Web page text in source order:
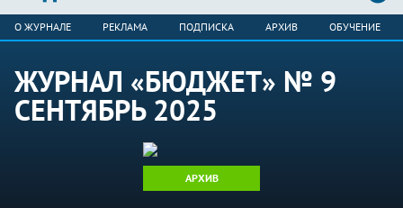
О ЖУРНАЛЕ РЕКЛАМА ПОДПИСКА АРХИВ ОБУЧЕНИЕ
ЖУРНАЛ «БЮДЖЕТ» № 9
СЕНТЯБРЬ 2025
АРХИВ